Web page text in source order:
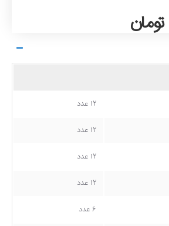
۱۲ عدد
۱۲ عدد
۱۲ عدد
۱۲ عدد
۶ عدد